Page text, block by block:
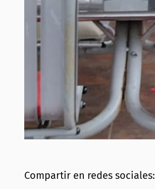
Compartir en redes sociales: